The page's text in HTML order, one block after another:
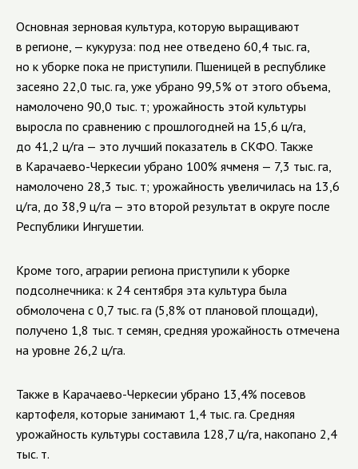
Основная зерновая культура, которую выращивают
в регионе, — кукуруза: под нее отведено 60,4 тыс. га,
но к уборке пока не приступили. Пшеницей в республике
засеяно 22,0 тыс. га, уже убрано 99,5% от этого объема,
намолочено 90,0 тыс. т; урожайность этой культуры
выросла по сравнению с прошлогодней на 15,6 ц/га,
до 41,2 ц/га — это лучший показатель в СКФО. Также
в Карачаево-Черкесии убрано 100% ячменя — 7,3 тыс. га,
намолочено 28,3 тыс. т; урожайность увеличилась на 13,6
ц/га, до 38,9 ц/га — это второй результат в округе после
Республики Ингушетии.
Кроме того, аграрии региона приступили к уборке
подсолнечника: к 24 сентября эта культура была
обмолочена с 0,7 тыс. га (5,8% от плановой площади),
получено 1,8 тыс. т семян, средняя урожайность отмечена
на уровне 26,2 ц/га.
Также в Карачаево-Черкесии убрано 13,4% посевов
картофеля, которые занимают 1,4 тыс. га. Средняя
урожайность культуры составила 128,7 ц/га, накопано 2,4
тыс. т.